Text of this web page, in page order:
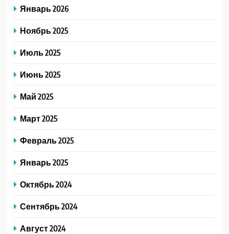
Январь 2026
Ноябрь 2025
Июль 2025
Июнь 2025
Май 2025
Март 2025
Февраль 2025
Январь 2025
Октябрь 2024
Сентябрь 2024
Август 2024